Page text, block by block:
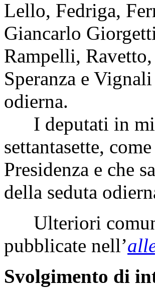
Lello, Fedriga,
Giancarlo
Rampelli,
Speranza e
odierna.
I deputati in
settantasette,
Presidenza e che
della seduta
Ulteriori
pubblicate nell’
Svolgimento di